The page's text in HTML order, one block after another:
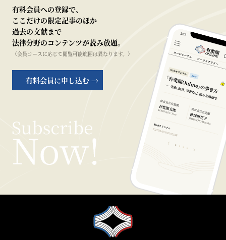
有料会員への登録で、
ここだけの限定記事のほか
過去の文献まで
法律分野のコンテンツが読み放題。
（会員コースに応じて閲覧可能範囲は異なります。）
有料会員に申し込む →